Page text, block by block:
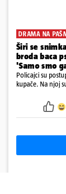
DRAMA NA
Širi se
broda baca
'Samo smo
Policajci su
kupače. Na njoj
ga uhitili, a psa